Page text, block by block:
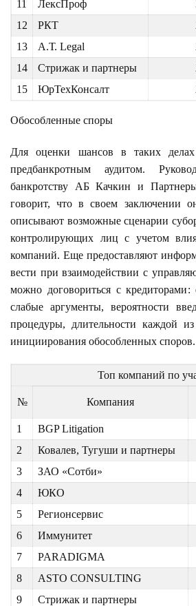
11 ЛексПроф
12
РКТ
13
A.Т. Legal
14
Стрижак и партнеры
15
ЮрТехКонсалт
Обособленные споры
Для оценки шансов в таких делах
предбанкротным аудитом.
банкротству АБ Качкин и
говорит, что в своем заключении
описывают возможные сценарии
контролирующих лиц с учетом
компаний. Еще предоставляют
вести при взаимодействии с
можно договориться с
слабые аргументы, вероятности
процедуры, длительности каждой
инициирования обособленных споров.
Топ компаний по
№ Компания
1 BGP Litigation
2
Ковалев, Тугуши и партнеры
3
ЗАО «Сотби»
4
ЮКО
5
Регионсервис
6
Иммунитет
7
PARADIGMA
8
ASTO CONSULTING
9
Стрижак и партнеры